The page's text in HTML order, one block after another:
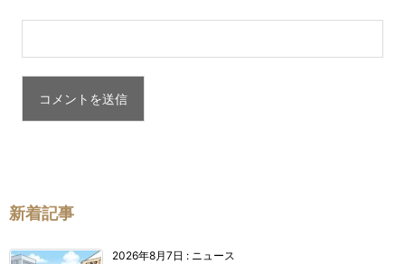
新着記事
2026年8月7日 : ニュース